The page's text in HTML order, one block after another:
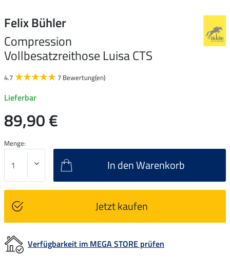
Felix Bühler
Compression
Vollbesatzreithose Luisa CTS
4.7 7 Bewertung(en)
Lieferbar
89,90 €
Menge:
In den Warenkorb
Jetzt kaufen
Verfügbarkeit im MEGA STORE prüfen